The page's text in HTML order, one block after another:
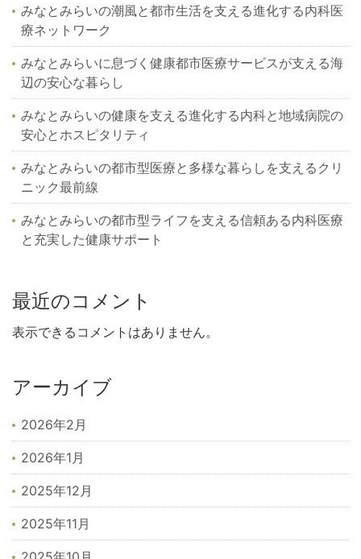
みなとみらいの潮風と都市生活を支える進化する内科医
療ネットワーク
みなとみらいに息づく健康都市医療サービスが支える海
辺の安心な暮らし
みなとみらいの健康を支える進化する内科と地域病院の
安心とホスピタリティ
みなとみらいの都市型医療と多様な暮らしを支えるクリ
ニック最前線
みなとみらいの都市型ライフを支える信頼ある内科医療
と充実した健康サポート
最近のコメント
表示できるコメントはありません。
アーカイブ
2026年2月
2026年1月
2025年12月
2025年11月